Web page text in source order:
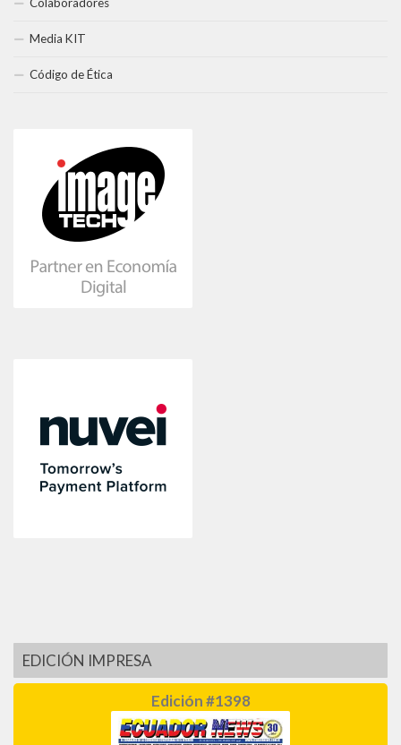
Media KIT
Código de Ética
EDICIÓN IMPRESA
Edición #1398